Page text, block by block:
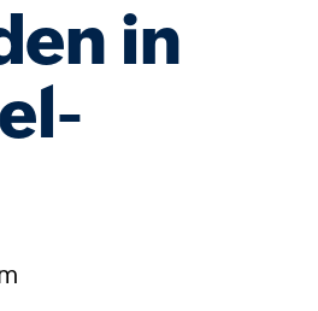
in